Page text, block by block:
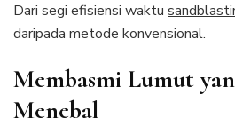
Dari segi efisiensi waktu
daripada metode konvensional.
Membasmi Lumut
Menebal